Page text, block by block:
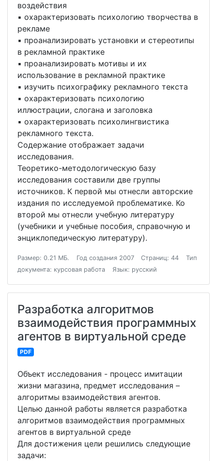
воздействия
▪ охарактеризовать психологию творчества в
рекламе
▪ проанализировать установки и стереотипы
в рекламной практике
▪ проанализировать мотивы и их
использование в рекламной практике
▪ изучить психографику рекламного текста
▪ охарактеризовать психологию
иллюстрации, слогана и заголовка
▪ охарактеризовать психолингвистика
рекламного текста.
Содержание отображает задачи
исследования.
Теоретико-методологическую базу
исследования составили две группы
источников. К первой мы отнесли авторские
издания по исследуемой проблематике. Ко
второй мы отнесли учебную литературу
(учебники и учебные пособия, справочную и
энциклопедическую литературу).
Размер: 0.21 МБ. Год создания 2007 Страниц: 44
Тип
документа: курсовая работа
Язык: русский
Разработка алгоритмов
взаимодействия программных
агентов в виртуальной среде
PDF
Объект исследования - процесс имитации
жизни магазина, предмет исследования –
алгоритмы взаимодействия агентов.
Целью данной работы является разработка
алгоритмов взаимодействия программных
агентов в виртуальной среде
Для достижения цели решились следующие
задачи: